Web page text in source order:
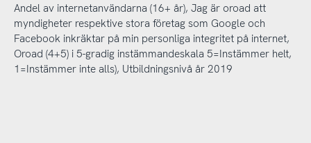
Andel av internetanvändarna (16+ år), Jag är oroad att
myndigheter respektive stora företag som Google och
Facebook inkräktar på min personliga integritet på internet,
Oroad (4+5) i 5-gradig instämmandeskala 5=Instämmer helt,
1=Instämmer inte alls), Utbildningsnivå år 2019